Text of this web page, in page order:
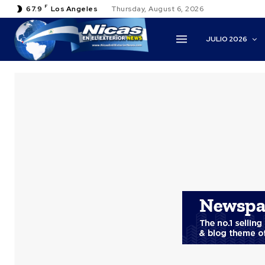
67.9 F Los Angeles Thursday, August 6, 2026
JULIO 2026